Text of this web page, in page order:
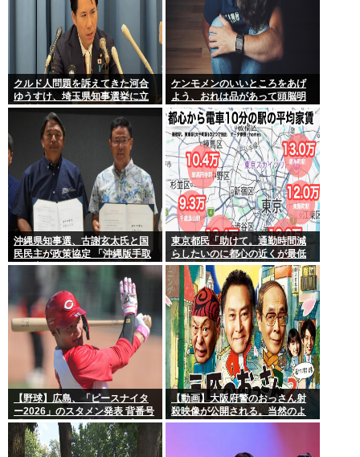
クルド人問題を訴えてきた河合
ゆうすけ、埼玉県知事選挙に立
候補表明www
ケンモメンのいいところをあげ
よう、おれは品があって頭脳明
晰だとおもう
沖縄県知事選、古謝玄太氏と国
民民主が政策協定 「沖縄版手取
りを増やす政策」など5項目
東京都民「助けて。通勤時間減
らしたいのに都心の近くが最低
10万払わないと住めないの」
【野球】広島、「ピースナイタ
ー2026」のスタメン発表 背番号
「86」で統一 秋山がカープ移籍
後初の4番 小園は6番
【動画】大阪府警のおっさん射
殺映像が公開される。当然のよ
うに無抵抗だったことが発覚